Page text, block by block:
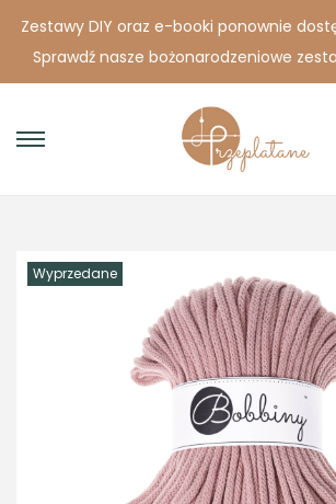
Zestawy DIY oraz e-booki ponownie
Sprawdź nasze bożonarodzeniowe
S
t
o
n
a
v
g
a
S
t
o
c
o
n
t
e
n
Wyprzedane